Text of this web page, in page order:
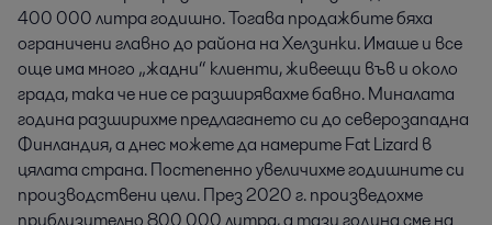
400 000 литра годишно. Тогава продажбите бяха
ограничени главно до района на Хелзинки. Имаше и все
още има много „жадни“ клиенти, живеещи във и около
града, така че ние се разширявахме бавно. Миналата
година разширихме предлагането си до северозападна
Финландия, а днес можете да намерите Fat Lizard в
цялата страна. Постепенно увеличихме годишните си
производствени цели. През 2020 г. произведохме